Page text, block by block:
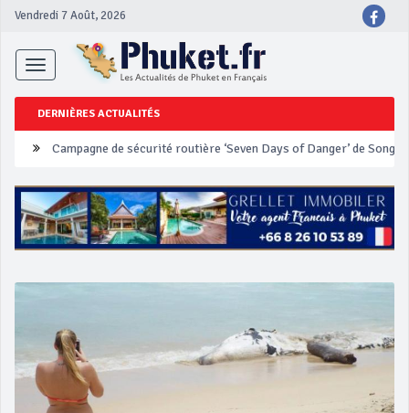
Vendredi 7 Août, 2026
Toggle
navigation
DERNIÈRES ACTUALITÉS
Un touriste français blessé en se faisant arracher son collier en
Phuket Peranakan Festival
‘Phuket Eye’ assurera la sécurité pendant Songkran